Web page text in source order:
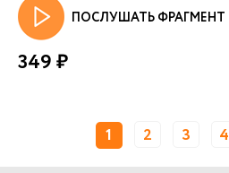
ПОСЛУШАТЬ ФРАГМЕНТ
349 ₽
1 2 3 4